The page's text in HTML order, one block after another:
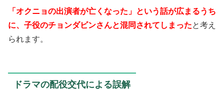
「オクニョの出演者が亡くなった」という話が広まるうち
に、子役のチョンダビンさんと混同されてしまったと考え
られます。
ドラマの配役交代による誤解